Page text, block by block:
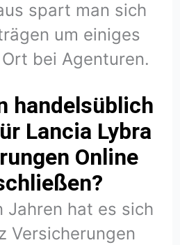
spart man sich
um einiges
bei Agenturen.
handelsüblich
Lancia Lybra
Online
Jahren hat es sich
Versicherungen